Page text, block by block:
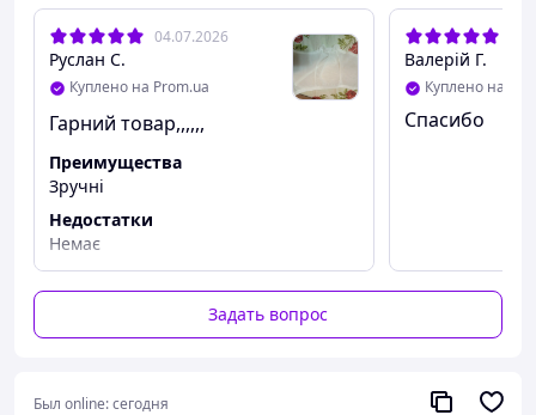
04.07.2026
Руслан С.
Куплено на Prom.ua
Гарний товар,,,,,,
Преимущества
Зручні
Недостатки
Немає
Валерій Г.
Куплено на
Спасибо
Задать вопрос
Был online:сегодня